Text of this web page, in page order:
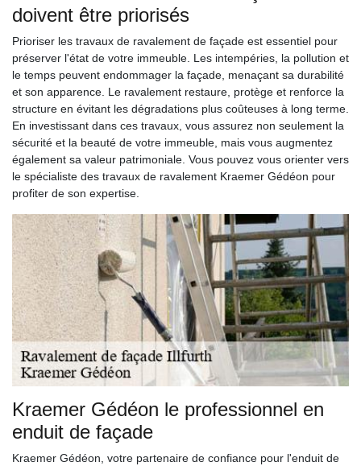
doivent être priorisés
Prioriser les travaux de ravalement de façade est essentiel pour
préserver l'état de votre immeuble. Les intempéries, la pollution et
le temps peuvent endommager la façade, menaçant sa durabilité
et son apparence. Le ravalement restaure, protège et renforce la
structure en évitant les dégradations plus coûteuses à long terme.
En investissant dans ces travaux, vous assurez non seulement la
sécurité et la beauté de votre immeuble, mais vous augmentez
également sa valeur patrimoniale. Vous pouvez vous orienter vers
le spécialiste des travaux de ravalement Kraemer Gédéon pour
profiter de son expertise.
Kraemer Gédéon le professionnel en
enduit de façade
Kraemer Gédéon, votre partenaire de confiance pour l'enduit de